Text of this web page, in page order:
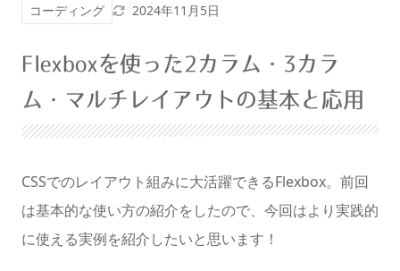
クーポン
コーディング 更新日
2024年11月5日
Flexboxを使った2カラム・3カラ
ム・マルチレイアウトの基本と応用
CSSでのレイアウト組みに大活躍できるFlexbox。前回
は基本的な使い方の紹介をしたので、今回はより実践的
に使える実例を紹介したいと思います！